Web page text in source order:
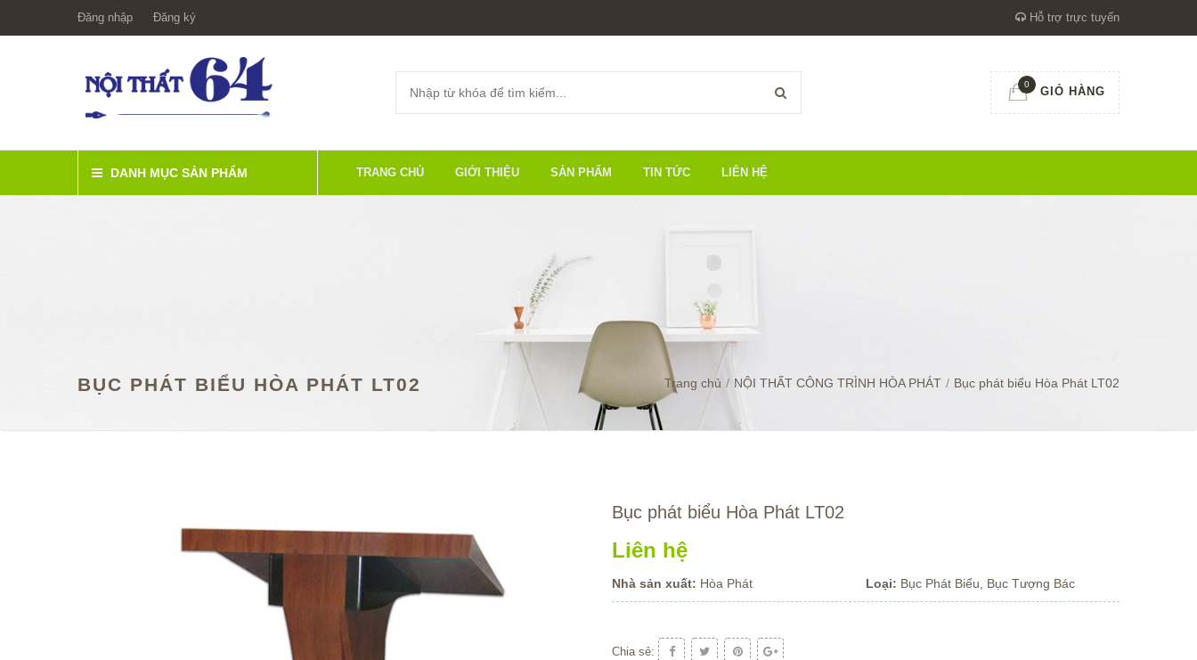
Đăng nhập Đăng ký Hỗ trợ trực tuyến
0
GIỎ HÀNG
DANH MỤC SẢN PHẨM TRANG CHỦ GIỚI THIỆU SẢN PHẨM TIN TỨC LIÊN HỆ
BỤC PHÁT BIỂU HÒA PHÁT LT02 Trang chủ / NỘI THẤT CÔNG TRÌNH HÒA PHÁT / Bục phát biểu Hòa Phát LT02
Bục phát biểu Hòa Phát LT02
Liên hệ
Nhà sản xuất: Hòa Phát Loại: Bục Phát Biểu, Bục Tượng Bác
Chia sẻ: